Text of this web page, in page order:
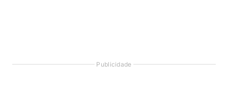
Publicidade